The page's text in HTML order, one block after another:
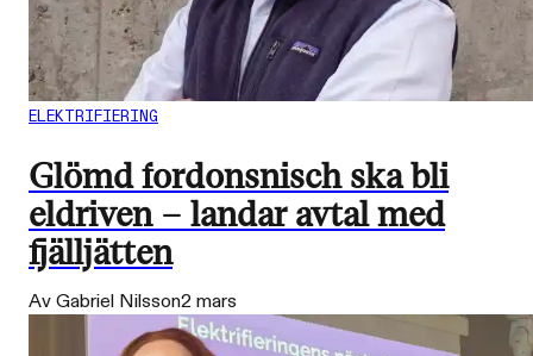
ELEKTRIFIERING
Glömd fordonsnisch ska bli
eldriven – landar avtal med
fjälljätten
Av Gabriel Nilsson2 mars